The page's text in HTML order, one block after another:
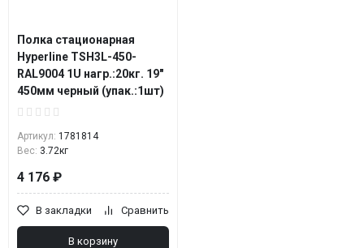
Полка стационарная
Hyperline TSH3L-450-
RAL9004 1U нагр.:20кг. 19"
450мм черный (упак.:1шт)
Артикул: 1781814
Вес: 3.72кг
4 176 ₽
В закладки Сравнить
В корзину